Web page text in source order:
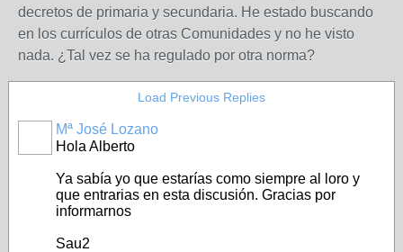
decretos de primaria y secundaria. He estado buscando
en los currículos de otras Comunidades y no he visto
nada. ¿Tal vez se ha regulado por otra norma?
Load Previous Replies
Mª José Lozano
Hola Alberto
Ya sabía yo que estarías como siempre al loro y
que entrarias en esta discusión. Gracias por
informarnos
Sau2